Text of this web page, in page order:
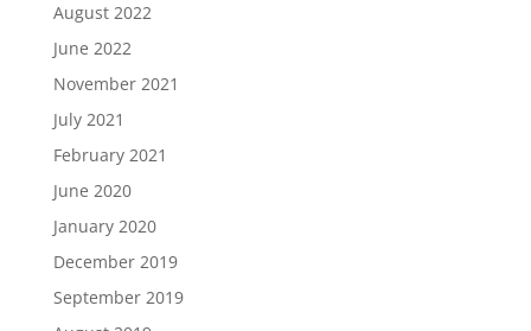
August 2022
June 2022
November 2021
July 2021
February 2021
June 2020
January 2020
December 2019
September 2019